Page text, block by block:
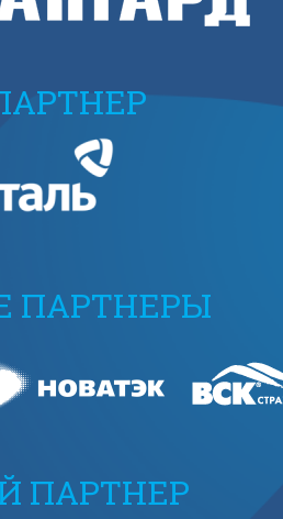
ПАРТНЕРЫ
ПАРТНЕР